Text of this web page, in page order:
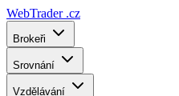
WebTrader .cz
Brokeři
Srovnání
Vzdělávání